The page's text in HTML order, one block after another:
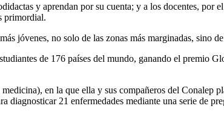
y aprendan por su cuenta; y a los docentes,
primordial.
jóvenes, no solo de las zonas más marginadas, sino
de 176 países del mundo, ganando el premio
en la que ella y sus compañeros del
21 enfermedades mediante una serie de